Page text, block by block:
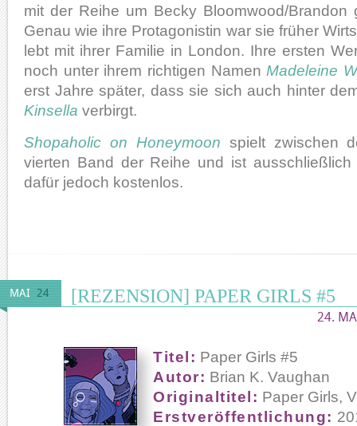
mit der Reihe um Becky Bloomwood/Brandon
Genau wie ihre Protagonistin war sie früher
lebt mit ihrer Familie in London. Ihre ersten
noch unter ihrem richtigen Namen Madeleine
erst Jahre später, dass sie sich auch hinter
Kinsella verbirgt.
Shopaholic on Honeymoon spielt zwischen
vierten Band der Reihe und ist
dafür jedoch kostenlos.
MAI 24 [REZENSION] PAPER GIRLS #5
24.
Titel: Paper Girls #5
Autor: Brian K. Vaughan
Originaltitel: Paper Girls,
Erstveröffentlichung: